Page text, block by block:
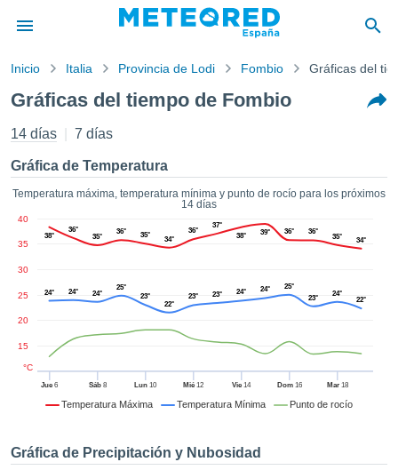
de
por
para
que la
que se
a este
las
y
digital
basada
nuestra
Inicio Italia Provincia de Lodi Fombio Gráficas del
Gráficas del tiempo de Fombio
14 días 7 días
Gráfica de Temperatura
Temperatura máxima, temperatura mínima y punto de rocío para los próximos
14 días
Temperatura Máxima Temperatura Mínima Punto de rocío
Jue 6 Sáb8 Lun 10 Mié 12 Vie 14 Dom16 Mar18
15
20
25
30
35
40
°C
38°
36°
35°
36° 35°
34°
36°
37°
38°
39° 36° 36°
35° 34°
24° 24° 24°
25°
23°
22°
23° 23° 24° 24°
25°
23°
24°
22°
Gráfica de Precipitación y Nubosidad